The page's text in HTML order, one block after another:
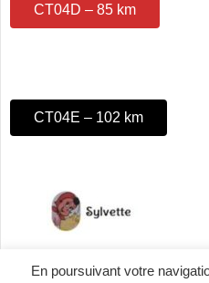
CT04D – 85 km
CT04E – 102 km
En poursuivant votre